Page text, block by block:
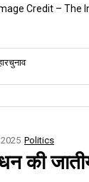
Politics
की